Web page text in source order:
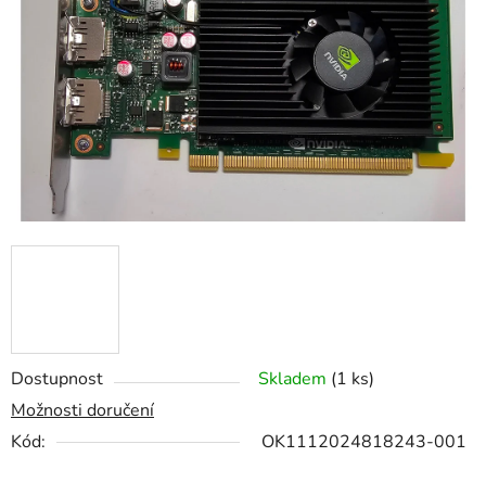
Dostupnost Skladem (1 ks)
Možnosti doručení
Kód:
OK1112024818243-001
hvězdiček.